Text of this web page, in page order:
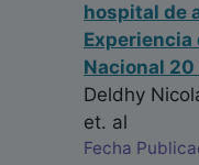
hospital de
Experiencia
Nacional
Deldhy
et. al
Fecha